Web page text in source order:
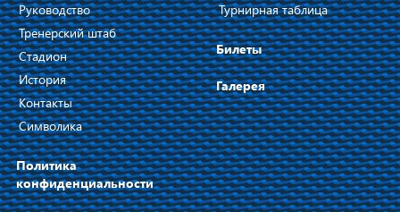
Руководство
Тренерский штаб
Стадион
История
Контакты
Символика
Политика
конфиденциальности
Турнирная таблица
Билеты
Галерея